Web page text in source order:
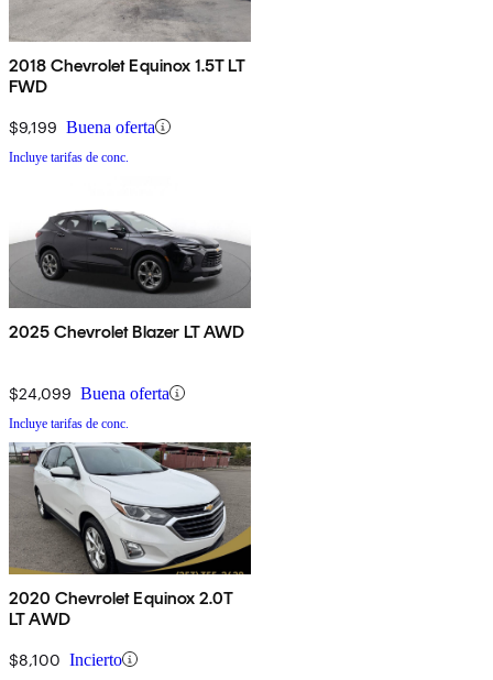
2018 Chevrolet Equinox 1.5T LT
FWD
$9,199 Buena oferta
Incluye tarifas de conc.
2025 Chevrolet Blazer LT AWD
$24,099 Buena oferta
Incluye tarifas de conc.
2020 Chevrolet Equinox 2.0T
LT AWD
$8,100 Incierto